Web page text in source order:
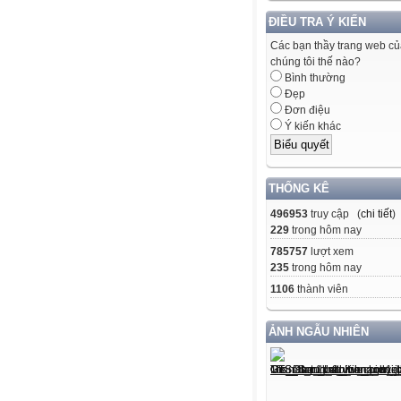
ĐIỀU TRA Ý KIẾN
Các bạn thầy trang web
chúng tôi thế nào?
Bình thường
Đẹp
Đơn điệu
Ý kiến khác
THỐNG KÊ
496953 truy cập (chi tiết)
229 trong hôm nay
785757 lượt xem
235 trong hôm nay
1106 thành viên
ẢNH NGẪU NHIÊN